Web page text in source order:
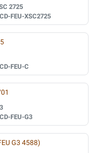
2725
FEU-XSC2725
FEU-C
FEU-G3
G3 4588)